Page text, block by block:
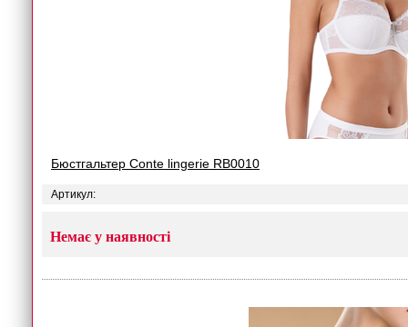
Бюстгальтер Conte lingerie RB0010
Артикул:
Немає у наявності